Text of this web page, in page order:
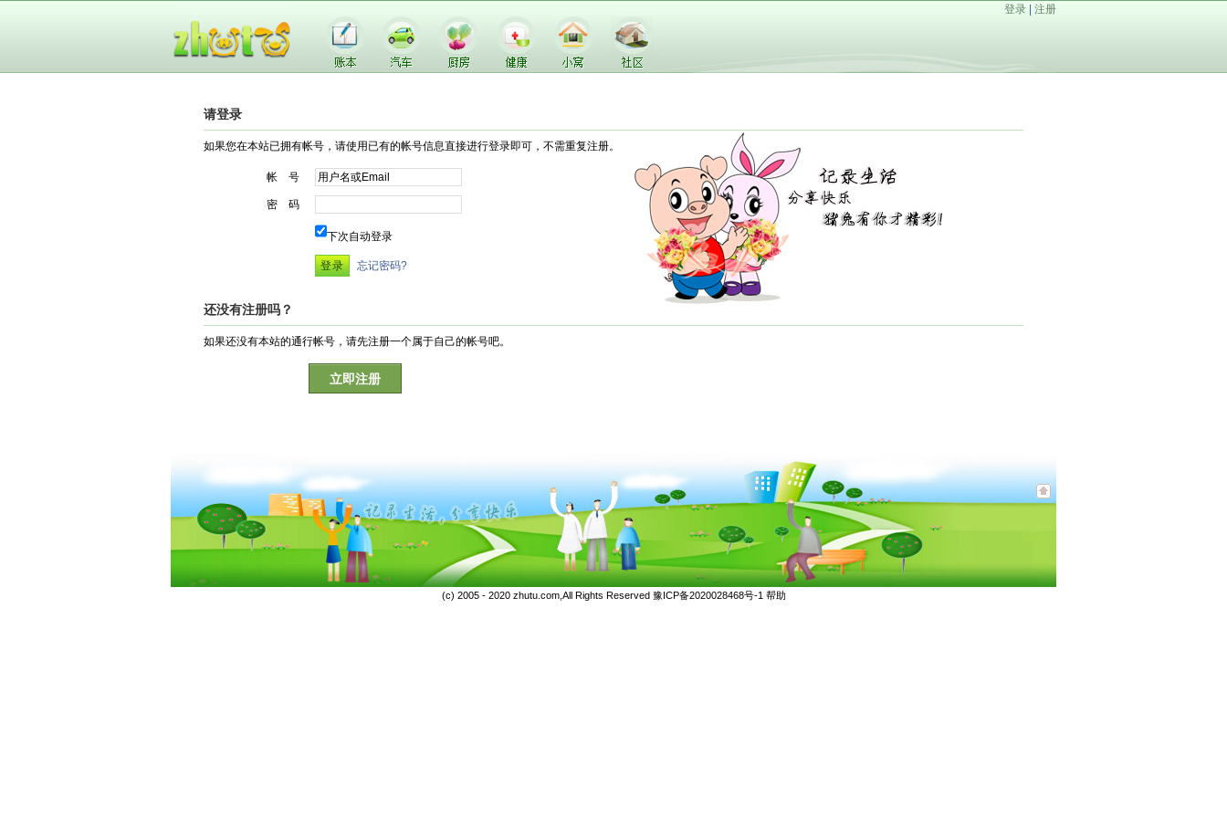
登录 注册
请登录
如果您在本站已拥有帐号，请使用已有的帐号信息直接进行登录即可，不需重复注册。
帐 号
密 码
下次自动登录
忘记密码?
还没有注册吗？
如果还没有本站的通行帐号，请先注册一个属于自己的帐号吧。
立即注册
(c) 2005 - 2020 zhutu.com,All Rights Reserved 豫ICP备2020028468号-1 帮助